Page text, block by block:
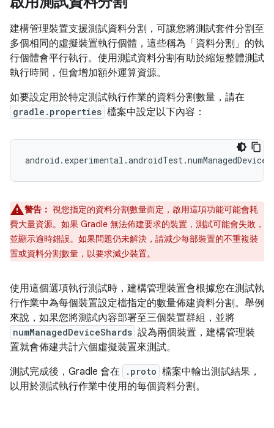
建構管理裝置支援測試資料分割，可讓您將測試套件分割至
多個相同的虛擬裝置執行個體，這些稱為「資料分割」的執
行個體會平行執行。使用測試資料分割有助於縮短整體測試
執行時間，但會增加額外運算資源。
如要設定用於特定測試執行作業的資料分割數量，請在
gradle.properties 檔案中設定以下內容：
警告： 視您指定的資料分割數量而定，啟用這項功能可能會耗
費大量資源。如果 Gradle 無法佈建要求的裝置，測試可能會失敗，
並顯示逾時錯誤。如果問題仍未解決，請減少每部裝置的不重複裝
置或資料分割數量，以要求減少裝置。
使用這個選項執行測試時，建構管理裝置會根據您在測試執
行作業中為每個裝置設定檔指定的數量佈建資料分割。舉例
來說，如果您將測試內容部署至三個裝置群組，並將
numManagedDeviceShards 設為兩個裝置，建構管理裝
置就會佈建共計六個虛擬裝置來測試。
測試完成後，Gradle 會在
.proto 檔案中輸出測試結果，
以用於測試執行作業中使用的每個資料分割。